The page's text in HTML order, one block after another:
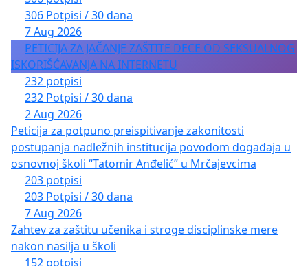
306 Potpisi / 30 dana
7 Aug 2026
PETICIJA ZA JAČANJE ZAŠTITE DECE OD SEKSUALNOG
ISKORIŠĆAVANJA NA INTERNETU
232 potpisi
232 Potpisi / 30 dana
2 Aug 2026
Peticija za potpuno preispitivanje zakonitosti
postupanja nadležnih institucija povodom događaja u
osnovnoj školi “Tatomir Anđelić” u Mrčajevcima
203 potpisi
203 Potpisi / 30 dana
7 Aug 2026
Zahtev za zaštitu učenika i stroge disciplinske mere
nakon nasilja u školi
152 potpisi